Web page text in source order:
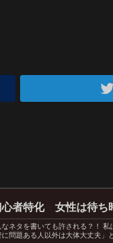
心者特化 女性は待ち
なネタを書いても許される？！
に問題ある人以外は大体大丈夫」